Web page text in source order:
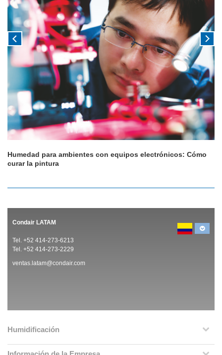
Humedad para ambientes con equipos electrónicos: Cómo
curar la pintura
Condair LATAM
Tel. +52 414-273-6213
Tel. +52 414-273-2229
ventas.latam@condair.com
Humidificación